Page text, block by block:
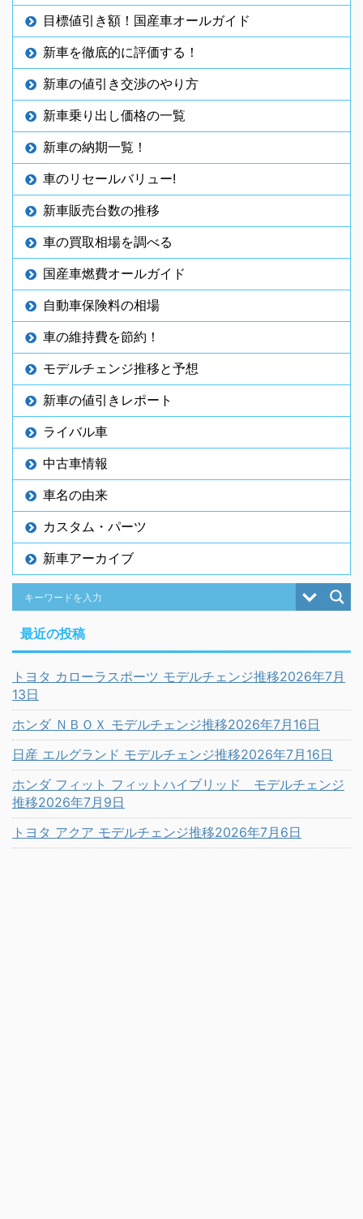
目標値引き額！国産車オールガイド
新車を徹底的に評価する！
新車の値引き交渉のやり方
新車乗り出し価格の一覧
新車の納期一覧！
車のリセールバリュー!
新車販売台数の推移
車の買取相場を調べる
国産車燃費オールガイド
自動車保険料の相場
車の維持費を節約！
モデルチェンジ推移と予想
新車の値引きレポート
ライバル車
中古車情報
車名の由来
カスタム・パーツ
新車アーカイブ
最近の投稿
トヨタ カローラスポーツ モデルチェンジ推移2026年7月
13日
ホンダ ＮＢＯＸ モデルチェンジ推移2026年7月16日
日産 エルグランド モデルチェンジ推移2026年7月16日
ホンダ フィット フィットハイブリッド モデルチェンジ
推移2026年7月9日
トヨタ アクア モデルチェンジ推移2026年7月6日